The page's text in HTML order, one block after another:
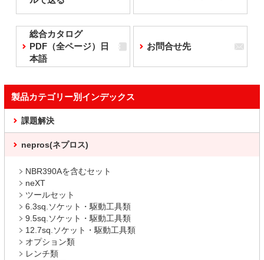
総合カタログ
PDF（全ページ）日
本語
お問合せ先
製品カテゴリー別インデックス
課題解決
nepros(ネプロス)
NBR390Aを含むセット
neXT
ツールセット
6.3sq.ソケット・駆動工具類
9.5sq.ソケット・駆動工具類
12.7sq.ソケット・駆動工具類
オプション類
レンチ類